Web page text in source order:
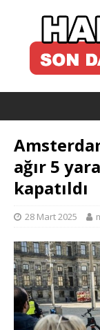
ağır 5
kapatıldı
28 Mart 2025